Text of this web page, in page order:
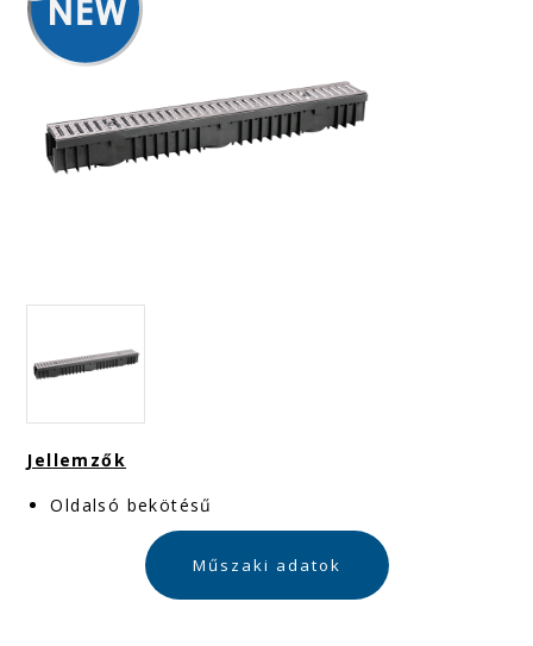
Jellemzők
Oldalsó bekötésű
Műszaki adatok